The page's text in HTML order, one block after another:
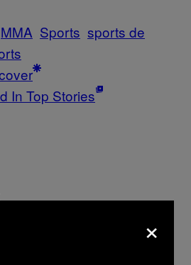
MMA Sports sports de
In Top Stories
×